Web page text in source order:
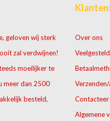
geloven wij sterk
zal verdwijnen!
moeilijker te
meer dan 2500
besteld,
Over ons
Contacteer
Algemene